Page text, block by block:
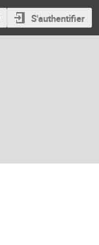
S'authentifier